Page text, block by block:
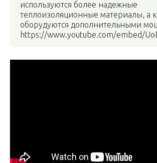
используются более надежные
теплоизоляционные материалы, а
оборудуются дополнительными
https://www.youtube.com/embed/